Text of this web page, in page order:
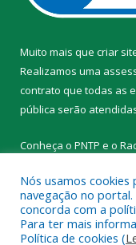
Muito mais que criar
Realizamos uma
contrato que todas as
pública serão
Conheça o PNTP e o
Todos os direitos
Nós usamos cookies
navegação no
concorda com a
Para ter mais
Política de cookies (